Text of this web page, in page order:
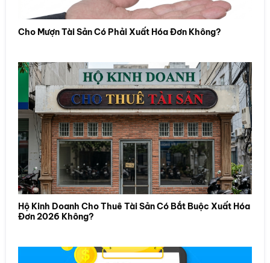
Cho Mượn Tài Sản Có Phải Xuất Hóa Đơn Không?
Hộ Kinh Doanh Cho Thuê Tài Sản Có Bắt Buộc Xuất Hóa
Đơn 2026 Không?